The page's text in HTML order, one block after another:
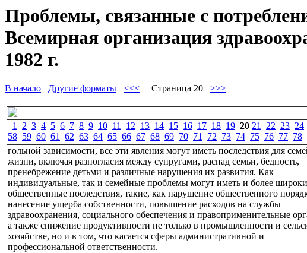
Проблемы, связанные с
Всемирная организация
1982 г.
В начало Другие форматы <<< Страница 20 >>>
1 2 3 4 5 6 7 8 9 10 11 12 13 14 15 16 17 18 19 20 21 22 23 24
58 59 60 61 62 63 64 65 66 67 68 69 70 71 72 73 74 75 76 77 78
гольной зависимости, все эти явления могут иметь последствия для
жизни, включая разногласия между супругами, распад семьи, бедность,
пренебрежение детьми и различные нарушения их развития. Как
индивидуальные, так и семейные проблемы могут иметь и более
общественные последствия, такие, как нарушение общественного
нанесение ущерба собственности, повышение расходов на службы
здравоохранения, социального обеспечения и правоприменительные
а также снижение продуктивности не только в промышленности и
хозяйстве, но и в том, что касается сферы административной и
профессиональной ответственности.